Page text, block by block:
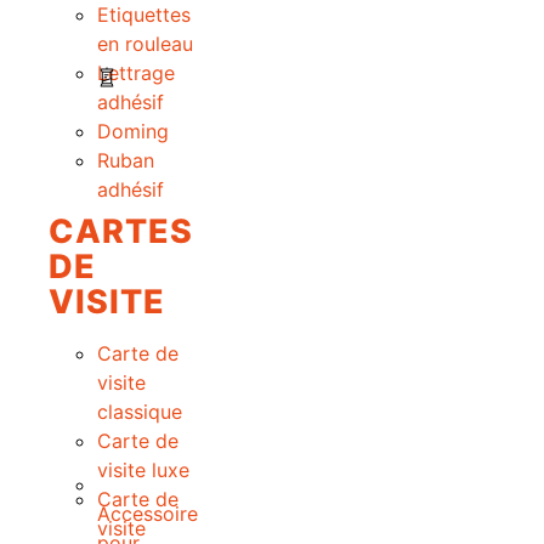
Etiquettes
en rouleau
Lettrage
adhésif
Doming
Ruban
adhésif
CARTES
DE
VISITE
Carte de
visite
classique
Carte de
visite luxe
Carte de
visite
Accessoire